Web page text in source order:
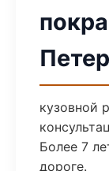
кузовной
Более 7
дороге.